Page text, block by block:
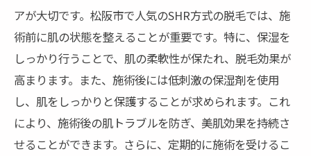
アが大切です。松阪市で人気のSHR方式の脱毛では、施
術前に肌の状態を整えることが重要です。特に、保湿を
しっかり行うことで、肌の柔軟性が保たれ、脱毛効果が
高まります。また、施術後には低刺激の保湿剤を使用
し、肌をしっかりと保護することが求められます。これ
により、施術後の肌トラブルを防ぎ、美肌効果を持続さ
せることができます。さらに、定期的に施術を受けるこ